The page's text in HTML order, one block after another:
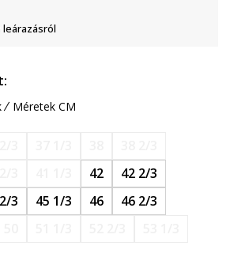
Méretek CM
42
42 2/3
3 45 1/3 46
46 2/3